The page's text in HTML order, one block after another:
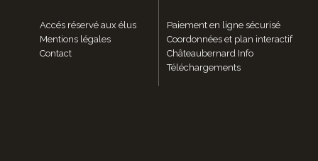
Déchetterie
Collectes
Points « apport volontaire »
Accés réservé aux élus
Mentions légales
Contact
Paiement en ligne sécurisé
Coordonnées et plan interactif
Châteaubernard Info
Téléchargements